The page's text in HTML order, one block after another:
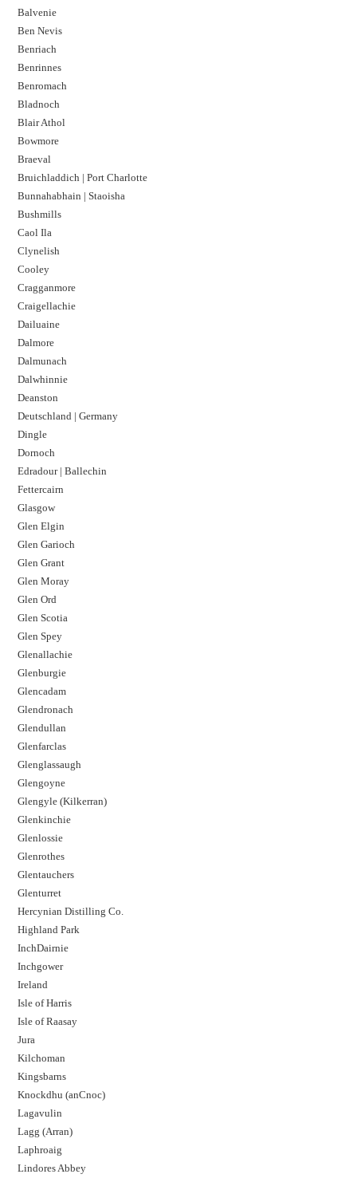
Balvenie
Ben Nevis
Benriach
Benrinnes
Benromach
Bladnoch
Blair Athol
Bowmore
Braeval
Bruichladdich | Port Charlotte
Bunnahabhain | Staoisha
Bushmills
Caol Ila
Clynelish
Cooley
Cragganmore
Craigellachie
Dailuaine
Dalmore​
Dalmunach
Dalwhinnie
Deanston
Deutschland | Germany
Dingle
Dornoch
Edradour | Ballechin
Fettercairn
Glasgow
Glen Elgin
Glen Garioch
Glen Grant
Glen Moray
Glen Ord
Glen Scotia
Glen Spey
Glenallachie
Glenburgie
Glencadam
Glendronach
Glendullan
Glenfarclas
Glenglassaugh
Glengoyne
Glengyle (Kilkerran)
Glenkinchie
Glenlossie
Glenrothes
Glentauchers
Glenturret
Hercynian Distilling Co.
Highland Park
InchDairnie
Inchgower
Ireland
Isle of Harris
Isle of Raasay
Jura
Kilchoman
Kingsbarns
Knockdhu (anCnoc)
Lagavulin
Lagg (Arran)
Laphroaig
Lindores Abbey